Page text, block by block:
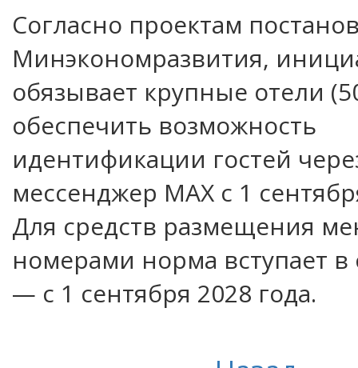
Согласно проектам
Минэкономразвития,
обязывает крупные отели
обеспечить возможность
идентификации гостей
мессенджер MAX с 1
Для средств размещения
номерами норма вступает в
— с 1 сентября 2028 года.